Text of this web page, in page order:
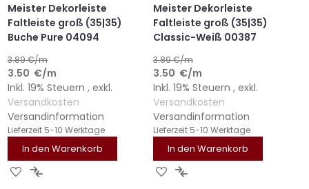
Meister Dekorleiste
Faltleiste groß (35|35)
Buche Pure 04094
3.89€/m
3.50 €/m
Inkl. 19% Steuern , exkl.
Versandkosten
Versandinformation
Lieferzeit 5-10 Werktage
In den Warenkorb
ZURZUR
Meister Dekorleiste
Faltleiste groß (35|35)
Classic-Weiß 00387
3.89€/m
3.50 €/m
Inkl. 19% Steuern , exkl.
Versandkosten
Versandinformation
Lieferzeit 5-10 Werktage
In den Warenkorb
ZURZUR